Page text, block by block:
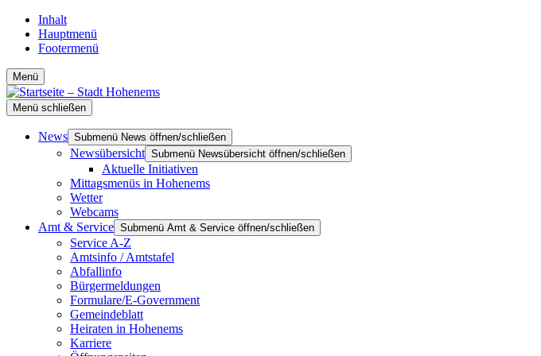
Inhalt
Hauptmenü
Footermenü
Menü
Menü schließen
News Submenü News öffnen/schließen
Newsübersicht Submenü Newsübersicht öffnen/schließen
Aktuelle Initiativen
Mittagsmenüs in Hohenems
Wetter
Webcams
Amt & Service Submenü Amt & Service öffnen/schließen
Service A-Z
Amtsinfo / Amtstafel
Abfallinfo
Bürgermeldungen
Formulare/E-Government
Gemeindeblatt
Heiraten in Hohenems
Karriere